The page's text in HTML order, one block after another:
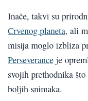
Inače, takvi su
Crvenog planeta, ali
misija moglo izbliza
Perseverance je
svojih prethodnika
boljih snimaka.